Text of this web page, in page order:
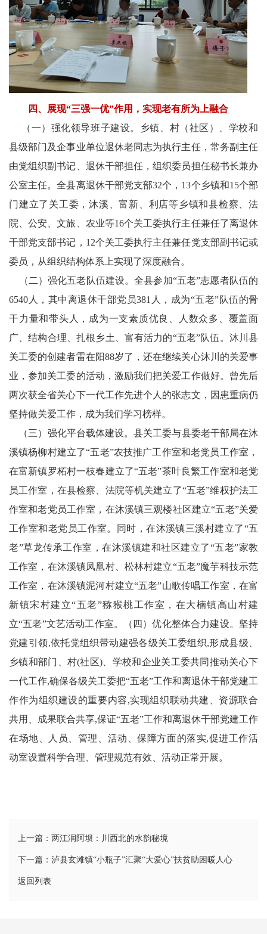
四、展现“三强一优”作用，实现老有所为上融合
（一）强化领导班子建设。乡镇、村（社区）、学校和
县级部门及企事业单位退休老同志为执行主任，常务副主任
由党组织副书记、退休干部担任，组织委员担任秘书长兼办
公室主任。全县离退休干部党支部32个，13个乡镇和15个部
门建立了关工委，沐溪、富新、利店等乡镇和县检察、法
院、公安、文旅、农业等16个关工委执行主任兼任了离退休
干部党支部书记，12个关工委执行主任兼任党支部副书记或
委员，从组织结构体系上实现了深度融合。
（二）强化五老队伍建设。全县参加“五老”志愿者队伍的
6540人，其中离退休干部党员381人，成为“五老”队伍的骨
干力量和带头人，成为一支素质优良、人数众多、覆盖面
广、结构合理、扎根乡土、富有活力的“五老”队伍。沐川县
关工委的创建者雷在阳88岁了，还在继续关心沐川的关爱事
业，参加关工委的活动，激励我们把关爱工作做好。曾先后
两次获全省关心下一代工作先进个人的张志文，因患重病仍
坚持做关爱工作，成为我们学习榜样。
（三）强化平台载体建设。县关工委与县委老干部局在沐
溪镇杨柳村建立了“五老”农技推广工作室和老党员工作室，
在富新镇罗柘村一枝春建立了“五老”茶叶良繁工作室和老党
员工作室，在县检察、法院等机关建立了“五老”维权护法工
作室和老党员工作室，在沐溪镇三观楼社区建立“五老”关爱
工作室和老党员工作室。同时，在沐溪镇三溪村建立了“五
老”草龙传承工作室，在沐溪镇建和社区建立了“五老”家教
工作室，在沐溪镇凤凰村、松林村建立“五老”魔芋科技示范
工作室，在沐溪镇泥河村建立“五老”山歌传唱工作室，在富
新镇宋村建立“五老”猕猴桃工作室，在大楠镇高山村建
立“五老”文艺活动工作室。（四）优化整体合力建设。坚持
党建引领,依托党组织带动建强各级关工委组织,形成县级、
乡镇和部门、村(社区)、学校和企业关工委共同推动关心下
一代工作,确保各级关工委把“五老”工作和离退休干部党建工
作作为组织建设的重要内容,实现组织联动共建、资源联合
共用、成果联合共享,保证“五老”工作和离退休干部党建工作
在场地、人员、管理、活动、保障方面的落实,促进工作活
动室设置科学合理、管理规范有效、活动正常开展。
上一篇：两江润阿坝：川西北的水韵秘境
下一篇：泸县玄滩镇“小瓶子”汇聚“大爱心”扶贫助困暖人心
返回列表